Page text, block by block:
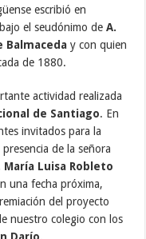
escribió en
el seudónimo deA.
Balmaceda y con quien
de 1880.
actividad realizada
de Santiago. En
invitados para la
de la señora
Luisa Robleto
una fecha próxima,
del proyecto
nuestro colegio con los